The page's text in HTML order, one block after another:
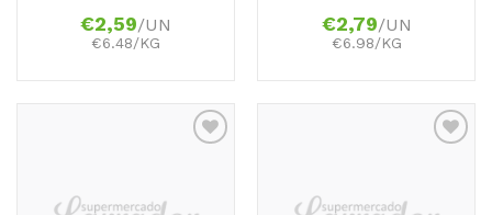
€2,59/UN
€6.48/KG
€2,79/UN
€6.98/KG
Favoritos
Favoritos